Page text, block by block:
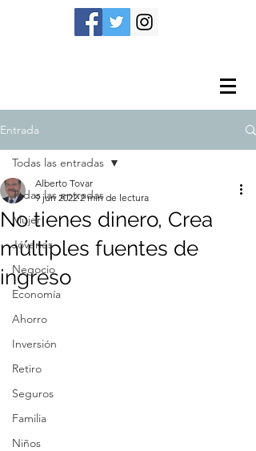
Entrada
Todas las entradas
Mujer
Jóvenes
Negocio
Economía
Ahorro
Inversión
Retiro
Seguros
Familia
Niños
Todas las entradas
No tienes dinero, Crea
múltiples fuentes de
ingreso
Alberto Tovar
9 jun 2022 2 min de lectura